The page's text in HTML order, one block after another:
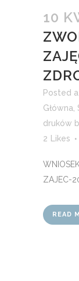
10
Posted
Główna
druków
2
Likes
ZAJEC-
READ